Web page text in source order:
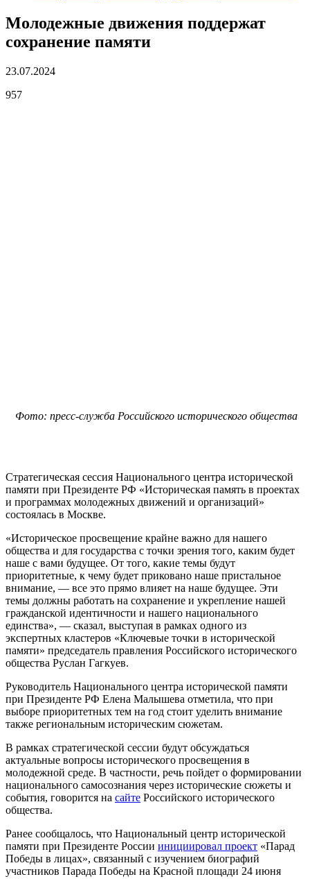
Молодежные движения поддержат
сохранение памяти
23.07.2024
957
Фото: пресс-служба Российского исторического общества
Стратегическая сессия Национального центра исторической
памяти при Президенте РФ «Историческая память в проектах
и программах молодежных движений и организаций»
состоялась в Москве.
«Историческое просвещение крайне важно для нашего
общества и для государства с точки зрения того, каким будет
наше с вами будущее. От того, какие темы будут
приоритетные, к чему будет приковано наше пристальное
внимание, — все это прямо влияет на наше будущее. Эти
темы должны работать на сохранение и укрепление нашей
гражданской идентичности и нашего национального
единства», — сказал, выступая в рамках одного из
экспертных кластеров «Ключевые точки в исторической
памяти» председатель правления Российского исторического
общества Руслан Гагкуев.
Руководитель Национального центра исторической памяти
при Президенте РФ Елена Малышева отметила, что при
выборе приоритетных тем на год стоит уделить внимание
также региональным историческим сюжетам.
В рамках стратегической сессии будут обсуждаться
актуальные вопросы исторического просвещения в
молодежной среде. В частности, речь пойдет о формировании
национального самосознания через исторические сюжеты и
события, говорится на сайте Российского исторического
общества.
Ранее сообщалось, что Национальный центр исторической
памяти при Президенте России инициировал проект «Парад
Победы в лицах», связанный с изучением биографий
участников Парада Победы на Красной площади 24 июня